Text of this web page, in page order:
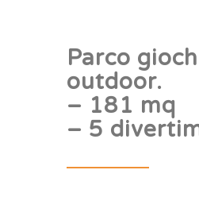
Parco
outdoor.
– 181 mq
– 5